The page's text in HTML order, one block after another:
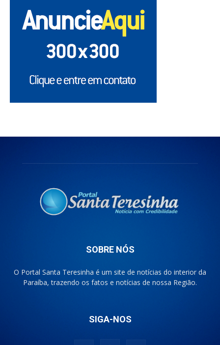
SOBRE NÓS
O Portal Santa Teresinha é um site de notícias do interior da
Paraíba, trazendo os fatos e notícias de nossa Região.
SIGA-NOS